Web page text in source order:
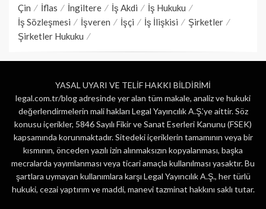
Çin
İflas İngiltere İş Akdi
İş Hukuku
İş Sözleşmesi
İşveren İşçi İş İlişkisi
Şirketler
Şirketler Hukuku
YASAL UYARI VE TELİF HAKKI BİLDİRİMİ
legal.com.tr/blog adresinde yer alan tüm makale, analiz ve hukuki
değerlendirmelerin mali hakları Legal Yayıncılık A.Ş.’ye aittir. Söz
konusu içerikler, 5846 Sayılı Fikir ve Sanat Eserleri Kanunu (FSEK)
kapsamında korunmaktadır. Sitedeki içeriklerin tamamının veya bir
kısmının, önceden yazılı izin alınmaksızın kopyalanması, başka
mecralarda yayımlanması veya ticari amaçla kullanılması yasaktır. Bu
şartlara uymayan kullanımlara karşı Legal Yayıncılık A.Ş., her türlü
hukuki, cezai yaptırım ve maddi, manevi tazminat hakkını saklı tutar.